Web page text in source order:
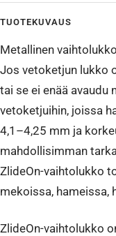
TUOTEKUVAUS
Metallinen
Jos vetoketjun lukko
tai se ei enää avaudu
vetoketjuihin, joissa
4,1–4,25 mm ja
mahdollisimman
ZlideOn-vaihtolukko
mekoissa, hameissa,
ZlideOn-vaihtolukko